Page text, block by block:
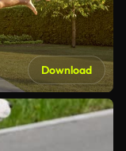
Download